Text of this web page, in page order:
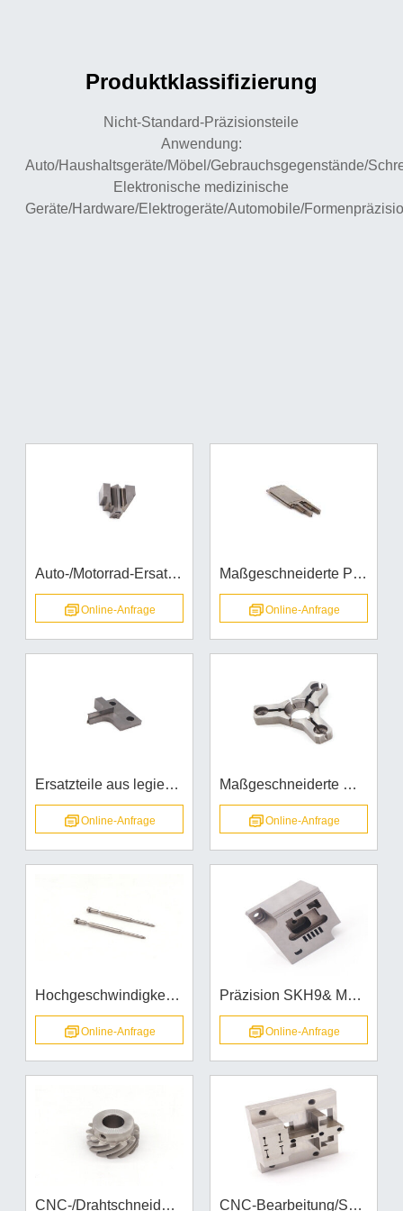
Produktklassifizierung
Nicht-Standard-Präzisionsteile
Anwendung:
Auto/Haushaltsgeräte/Möbel/Gebrauchsgegenstände/
Elektronische medizinische
Geräte/Hardware/Elektrogeräte/Automobile/
Auto-/Motorrad-Ersatzteile aus Stahl und Titan
Online-Anfrage
Maßgeschneiderte PG-CNC
Online-Anfrage
Ersatzteile aus legiertem Werkzeugstahl DC53
Online-Anfrage
Maßgeschneiderte Drei-Backen-Klemme aus legiertem Werkzeugstahl für den mechanischen Einbau
Online-Anfrage
Hochgeschwindigkeitsstahl SKH51&1.3343 Präzisionskernstifte Rundstempel Genauigkeit innerhalb ±0,005mm
Online-Anfrage
Präzision SKH9& M2 Formteile Schleifen-CNC-WEDM bearbeitet +-0,002mm Automobil Kabelbaum Formeinsätze
Online-Anfrage
CNC-/Drahtschneiden von SCM440 und 1.7225 legiertem Stahl, für Schrägverzahnungen von Motoren und mechanische Komponenten für Kraftfahrzeuge. CNC-Bearbeitung/Schleifen/Drahtschneiden für Stanzformkomponenten